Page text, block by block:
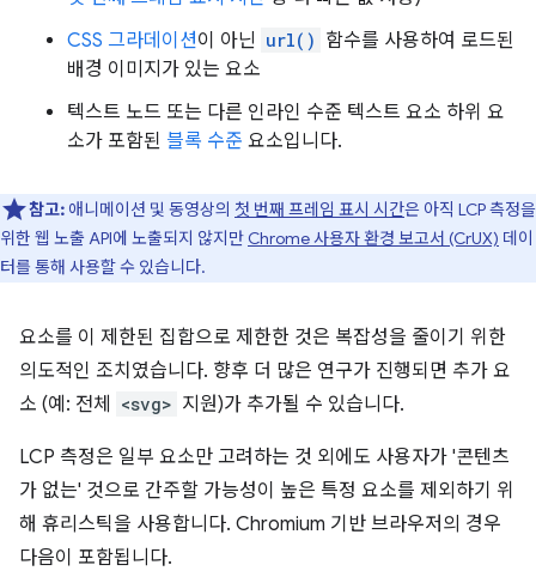
CSS 그라데이션이 아닌 url() 함수를 사용하여 로드된
배경 이미지가 있는 요소
텍스트 노드 또는 다른 인라인 수준 텍스트 요소 하위 요
소가 포함된 블록 수준 요소입니다.
참고: 애니메이션 및 동영상의 첫 번째 프레임 표시 시간은 아직 LCP 측정을
위한 웹 노출 API에 노출되지 않지만 Chrome 사용자 환경 보고서 (CrUX) 데이
터를 통해 사용할 수 있습니다.
요소를 이 제한된 집합으로 제한한 것은 복잡성을 줄이기 위한
의도적인 조치였습니다. 향후 더 많은 연구가 진행되면 추가 요
소 (예: 전체
<svg> 지원)가 추가될 수 있습니다.
LCP 측정은 일부 요소만 고려하는 것 외에도 사용자가 '콘텐츠
가 없는' 것으로 간주할 가능성이 높은 특정 요소를 제외하기 위
해 휴리스틱을 사용합니다. Chromium 기반 브라우저의 경우
다음이 포함됩니다.